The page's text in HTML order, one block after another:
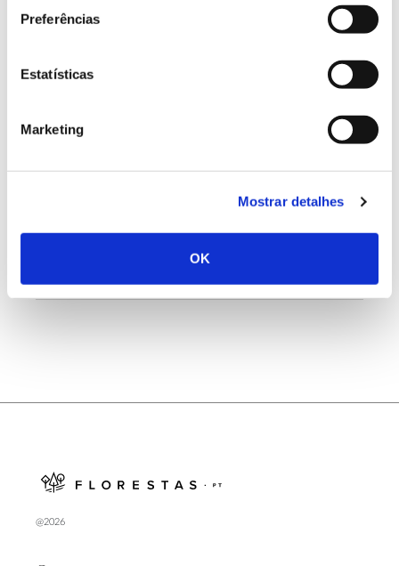
Preferências
Estatísticas
Marketing
Mostrar detalhes
OK
Registar galhas de Trichi em acácia-das-espigas:
Natureza e florestas procuram jovens voluntários
@2026